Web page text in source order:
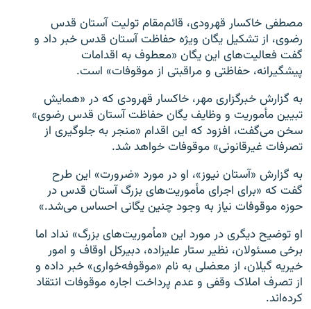
مصطفی خاکسار قهرودی، قائم‌مقام تولیت آستان قدس
رضوی، از تشکیل یگان ویژه حفاظت آستان قدس خبر داد و
گفت فعالیت‌های این یگان «معطوف به اقدامات
پیشگیرانه، حفاظتی و مراقبتی از موقوفات» است.
به گزارش خبرگزاری مهر، خاکسار قهرودی که در «همایش
تبیین مأموریت و وظایف یگان حفاظت آستان قدس رضوی»
سخن می‌گفت، افزود که این اقدام «منجر به جلوگیری از
تصرفات غیرقانونی» موقوفات خواهد شد.
به گزارش «آستان نیوز»، او در مورد «ضرورت» این طرح
گفت که «برای اجرای مأموریت‌های بزرگ آستان قدس در
حوزه موقوفات نیاز به وجود چنین یگانی احساس می‌شد.»
او توضیح دیگری در مورد این «مأموریت‌های بزرگ» نداد اما
برخی مسئولان، نظیر ستار علیزاده، دبیرکل اوقاف و امور
خیریه گیلان، از معضلی به نام «موقوفه‌خواری» خبر داده و
از تصرف املاک وقفی و عدم پرداخت اجاره موقوفات انتقاد
کرده‌اند.